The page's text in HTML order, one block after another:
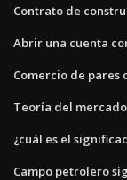
Contrato de
Abrir una cuenta
Comercio de
Teoría del
¿cuál es el
Campo petrolero